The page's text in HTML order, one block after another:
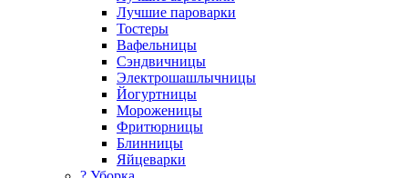
Лучшие пароварки
Тостеры
Вафельницы
Сэндвичницы
Электрошашлычницы
Йогуртницы
Мороженицы
Фритюрницы
Блинницы
Яйцеварки